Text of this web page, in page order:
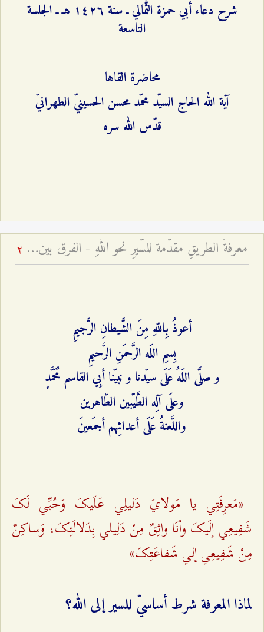
شرح دعاء أبي حمزة الثُّمالي ـ سنة ۱٤٢٦ هـ ـ الجلسة
التاسعة
محاضرة القاها
آية الله الحاج السيّد محمّد محسن الحسينيّ الطهرانيّ
قدّس الله سره
معرفةُ الطريقِ مقدّمة للسَّيرِ نحو اللهِ - الفرق بين المعرفة الحقّة والادّعاء 2
أعوذُ بِاللّهِ مِنَ الشَّيطانِ الرَّجيمِ
بِسمِ اللَه الرَّحمَنِ الرَّحيمِ
و صلَّى‌ اللَهُ عَلَى سيّدنا و نبيّنا أبِي‌ القاسم مُحَمَّدٍ
وعلَى آلِه الطَّيّبين الطّاهرين
واللَّعنةُ عَلَى أعدائِهم أجمَعينَ
«مَعرِفَتِي يا مَولايَ دَليلِي عَلَيکَ وَحُبِّي لَکَ
شَفِيعِي إلَيکَ وأنَا واثِقٌ مِنْ دَلِيلي بِدَلالَتِکَ، وَساکِنٌ
مِنْ شَفِيعِي إلي شَفاعَتِکَ»
لماذا المعرفة شرط أساسيّ للسير إلى الله؟